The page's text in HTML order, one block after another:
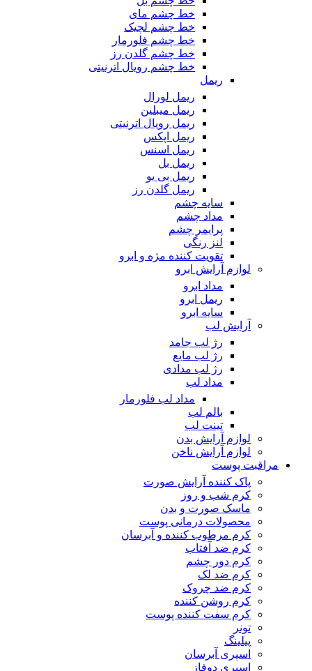
خط چشم مای
خط چشم لچیک
خط چشم فلورمار
خط چشم گلدن رز
خط چشم رویال اترنیتی
ریمل
ریمل لورال
ریمل میبلین
ریمل رویال اترنیتی
ریمل اپکس
ریمل اسنس
ریمل بل
ریمل بی یو
ریمل گلدن رز
سایه چشم
مداد چشم
پرایمر چشم
لنز رنگی
تقویت کننده مژه و ابرو
لوازم آرایش ابرو
مداد ابرو
ریمل ابرو
سایه ابرو
آرایش لب
رژ لب جامد
رژ لب مایع
رژ لب مدادی
مداد لب
مداد لب فلورمار
بالم لب
تینت لب
لوازم آرایش بدن
لوازم آرایش ناخن
مراقبت پوست
پاک کننده آرایش صورت
کرم شب و روز
ماسک صورت و بدن
محصولات درمانی پوست
کرم مرطوب کننده و آبرسان
کرم ضد آفتاب
کرم دور چشم
کرم ضد لک
کرم ضد چروک
کرم روشن کننده
کرم سفت کننده پوست
تونر
پیلینگ
اسپری آبرسان
اسپری دوفاز